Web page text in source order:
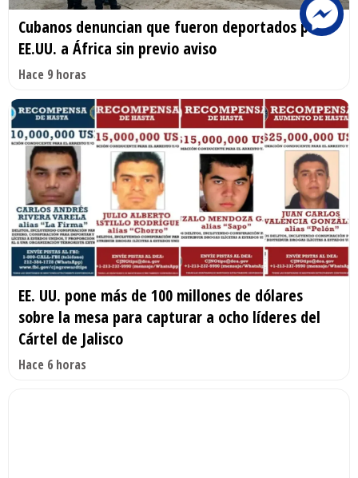
Cubanos denuncian que fueron deportados por
EE.UU. a África sin previo aviso
Hace 9 horas
EE. UU. pone más de 100 millones de dólares
sobre la mesa para capturar a ocho líderes del
Cártel de Jalisco
Hace 6 horas